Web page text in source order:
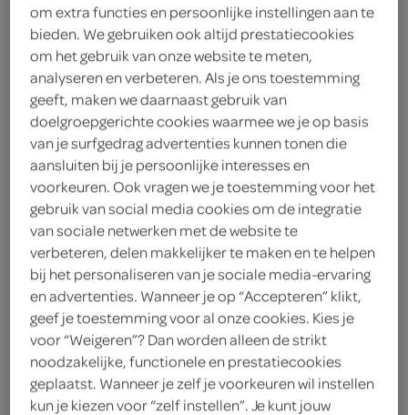
Let op: aanbiedingen zijn niet zichtbaar bij de
producten, maar worden wél automatisch
verwerkt in de winkelmand.
Smaakvol en moeiteloos koken met SPAR krieltjes,
altijd vers en veelzijdig.
Smaakvolle toevoeging aan maaltijden
Altijd vers en gemakkelijk te bereiden
Veelzijdig in gerechten en recepten
om extra functies en persoonlijke instellingen aan te
bieden. We gebruiken ook altijd prestatiecookies
om het gebruik van onze website te meten,
analyseren en verbeteren. Als je ons toestemming
geeft, maken we daarnaast gebruik van
doelgroepgerichte cookies waarmee we je op basis
van je surfgedrag advertenties kunnen tonen die
aansluiten bij je persoonlijke interesses en
voorkeuren. Ook vragen we je toestemming voor het
gebruik van social media cookies om de integratie
van sociale netwerken met de website te
verbeteren, delen makkelijker te maken en te helpen
bij het personaliseren van je sociale media-ervaring
en advertenties. Wanneer je op “Accepteren” klikt,
geef je toestemming voor al onze cookies. Kies je
voor “Weigeren”? Dan worden alleen de strikt
noodzakelijke, functionele en prestatiecookies
geplaatst. Wanneer je zelf je voorkeuren wil instellen
kun je kiezen voor “zelf instellen”. Je kunt jouw